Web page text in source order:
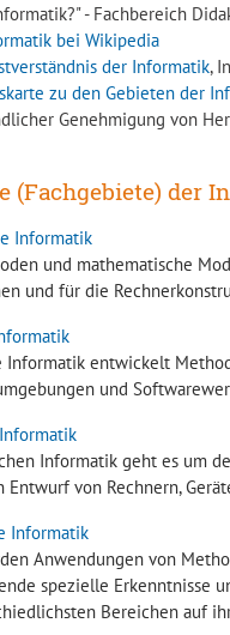
- Fachbereich
bei Wikipedia
der Informatik,
zu den Gebieten der
Genehmigung von
(Fachgebiete) der
Informatik
und mathematische
und für die
Informatik entwickelt
und
Informatik geht es um
Entwurf von Rechnern,
Informatik
Anwendungen von
spezielle Erkenntnisse
Bereichen auf